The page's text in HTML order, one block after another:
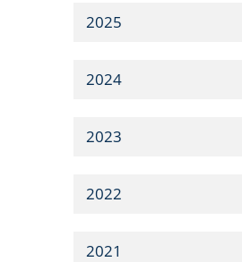
2025
2024
2023
2022
2021